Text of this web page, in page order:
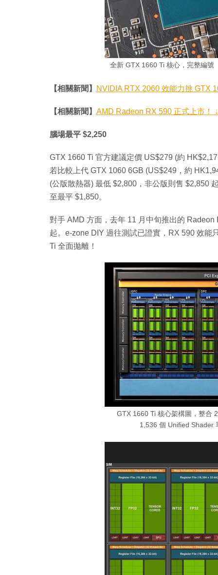
全新 GTX 1660 Ti 核心，完整編號
【相關新聞】 NVIDIA RTX 2060 效能力挑 GTX
【相關新聞】 AMD Radeon RX 590 正式上市！
腦場最平 $2,250
GTX 1660 Ti 官方建議定價 US$279 (約
若比較上代 GTX 1060 6GB (US$249，約
(公版散熱器) 最低 $2,800，非公版則售 $2,850
至最平 $1,850。
對手 AMD 方面，去年 11 月中旬推出的
起。e-zone DIY 過往測試已證實，RX 590 效能
Ti 全面拋離！
GTX 1660 Ti 核心架構圖，整合
1,536 個 Unified Shader